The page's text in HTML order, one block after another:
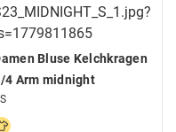
Bluse Kelchkragen
4 Arm midnight